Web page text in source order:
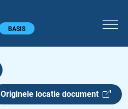
BASIS
Originele locatie document